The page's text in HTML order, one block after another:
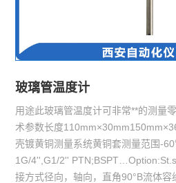
玻璃管温度计
用途此玻璃管温度计可非常**的测量
术参数长度
壳镀黄铜测量系统黄铜套测量范围-
1G/4'',G1/2''
接方式径向，轴向，直角90°B流体